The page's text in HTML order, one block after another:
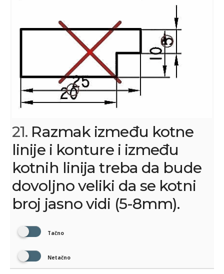
21. Razmak između kotne
linije i konture i između
kotnih linija treba da bude
dovoljno veliki da se kotni
broj jasno vidi (5-8mm).
Tačno
Netačno